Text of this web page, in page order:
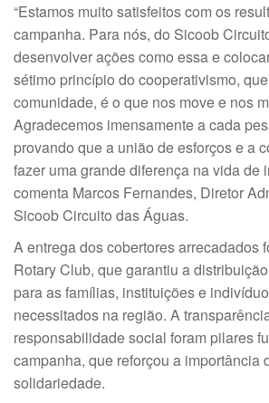
“Estamos muito satisfeitos com os
campanha. Para nós, do Sicoob
desenvolver ações como essa e
sétimo princípio do cooperativismo,
comunidade, é o que nos move e nos
Agradecemos imensamente a cada
provando que a união de esforços e a
fazer uma grande diferença na vida de
comenta Marcos Fernandes, Diretor
Sicoob Circuito das Águas.
A entrega dos cobertores arrecadados
Rotary Club, que garantiu a
para as famílias, instituições e
necessitados na região. A
responsabilidade social foram pilares
campanha, que reforçou a importância
solidariedade.